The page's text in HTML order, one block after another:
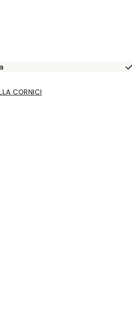
CORNICI